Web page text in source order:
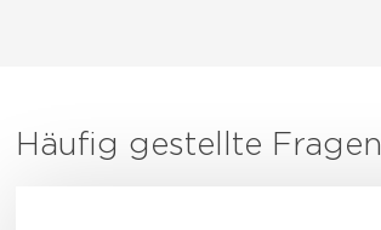
Häufig gestellte Fragen